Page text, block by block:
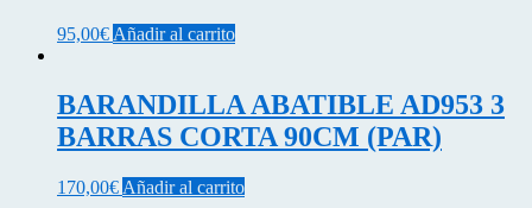
95,00€ Añadir al carrito
BARANDILLA ABATIBLE AD953 3
BARRAS CORTA 90CM (PAR)
170,00€ Añadir al carrito